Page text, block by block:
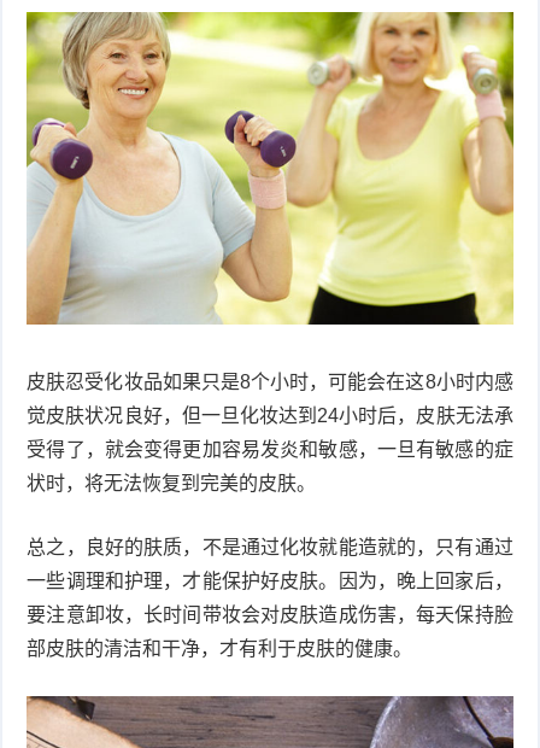
皮肤忍受化妆品如果只是8个小时，可能会在这8小时内感
觉皮肤状况良好，但一旦化妆达到24小时后，皮肤无法承
受得了，就会变得更加容易发炎和敏感，一旦有敏感的症
状时，将无法恢复到完美的皮肤。
总之，良好的肤质，不是通过化妆就能造就的，只有通过
一些调理和护理，才能保护好皮肤。因为，晚上回家后，
要注意卸妆，长时间带妆会对皮肤造成伤害，每天保持脸
部皮肤的清洁和干净，才有利于皮肤的健康。